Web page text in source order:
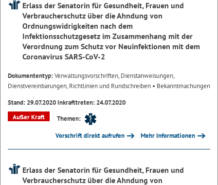
Erlass der Senatorin für Gesundheit, Frauen und
Verbraucherschutz über die Ahndung von
Ordnungswidrigkeiten nach dem
Infektionsschutzgesetz im Zusammenhang mit der
Verordnung zum Schutz vor Neuinfektionen mit dem
Coronavirus SARS-CoV-2
Dokumententyp:Verwaltungsvorschriften, Dienstanweisungen,
Dienstvereinbarungen, Richtlinien und Rundschreiben • Bekanntmachungen
Stand: 29.07.2020 Inkrafttreten: 24.07.2020
Außer Kraft
Themen:
Vorschrift direkt aufrufen Mehr Informationen
Erlass der Senatorin für Gesundheit, Frauen und
Verbraucherschutz über die Ahndung von